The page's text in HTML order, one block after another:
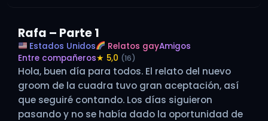
Rafa – Parte 1
Estados Unidos Relatos gayAmigos
Entre compañeros★ 5,0 (16)
Hola, buen día para todos. El relato del nuevo
groom de la cuadra tuvo gran aceptación, así
que seguiré contando. Los días siguieron
pasando y no se había dado la oportunidad de